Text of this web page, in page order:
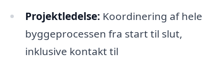
Projektledelse: Koordinering af hele
byggeprocessen fra start til slut,
inklusive kontakt til